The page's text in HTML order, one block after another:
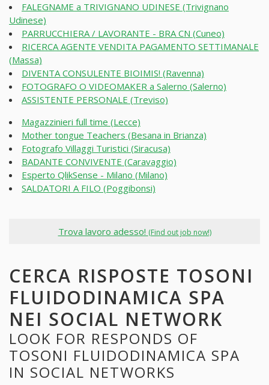
FALEGNAME a TRIVIGNANO UDINESE (Trivignano
Udinese)
PARRUCCHIERA / LAVORANTE - BRA CN (Cuneo)
RICERCA AGENTE VENDITA PAGAMENTO SETTIMANALE
(Massa)
DIVENTA CONSULENTE BIOIMIS! (Ravenna)
FOTOGRAFO O VIDEOMAKER a Salerno (Salerno)
ASSISTENTE PERSONALE (Treviso)
Magazzinieri full time (Lecce)
Mother tongue Teachers (Besana in Brianza)
Fotografo Villaggi Turistici (Siracusa)
BADANTE CONVIVENTE (Caravaggio)
Esperto QlikSense - Milano (Milano)
SALDATORI A FILO (Poggibonsi)
Trova lavoro adesso! (Find out job now!)
CERCA RISPOSTE TOSONI
FLUIDODINAMICA SPA
NEI SOCIAL NETWORK
LOOK FOR RESPONDS OF
TOSONI FLUIDODINAMICA SPA
IN SOCIAL NETWORKS